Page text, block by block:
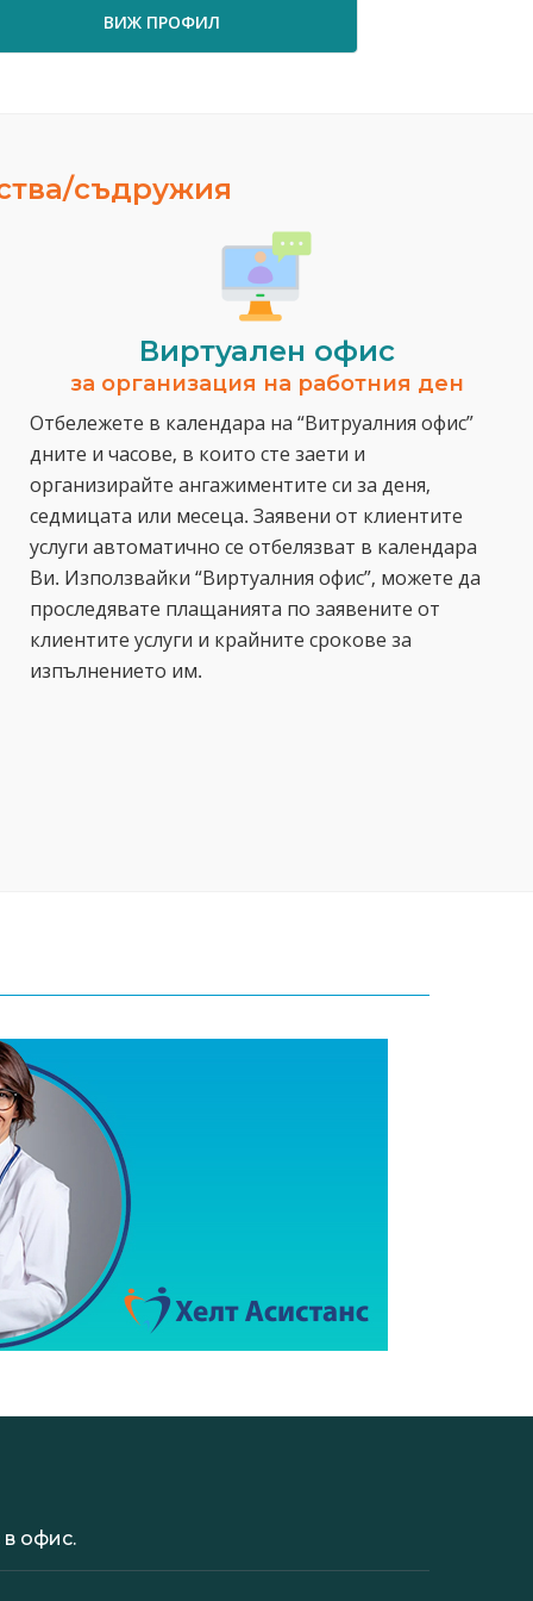
ВИЖ ПРОФИЛ
съдружия
Виртуален офис
за организация на работния ден
Отбележете в календара на “Витруалния офис”
дните и часове, в които сте заети и
организирайте ангажиментите си за деня,
седмицата или месеца. Заявени от клиентите
услуги автоматично се отбелязват в календара
Ви. Използвайки “Виртуалния офис”, можете да
проследявате плащанията по заявените от
клиентите услуги и крайните срокове за
изпълнението им.
офис.